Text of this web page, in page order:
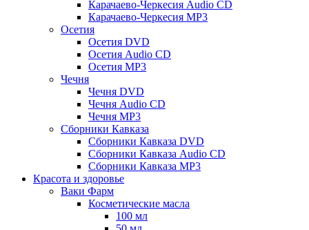
Карачаево-Черкесия Audio CD
Карачаево-Черкесия MP3
Осетия
Осетия DVD
Осетия Audio CD
Осетия MP3
Чечня
Чечня DVD
Чечня Audio CD
Чечня MP3
Сборники Кавказа
Сборники Кавказа DVD
Сборники Кавказа Audio CD
Сборники Кавказа MP3
Красота и здоровье
Ваки Фарм
Косметические масла
100 мл